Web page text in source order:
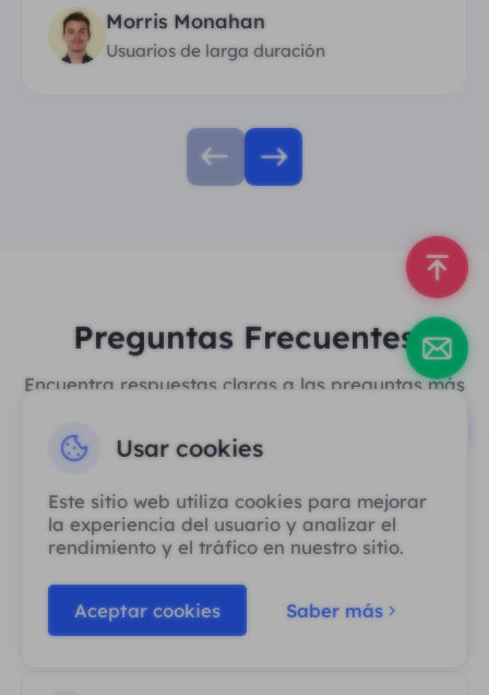
Morris Monahan
Usuarios de larga duración
Preguntas Frecuentes
Encuentra respuestas claras a las preguntas más
Residential Proxy
Unlimited Residential Proxy
Usar cookies
Este sitio web utiliza cookies para mejorar
la experiencia del usuario y analizar el
rendimiento y el tráfico en nuestro sitio.
Aceptar cookies Saber más